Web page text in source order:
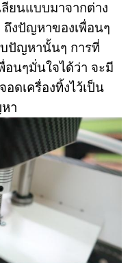
ลียนแบบมาจากต่าง
ถึงปัญหาของเพื่อนๆ
ปัญหานั้นๆ การที่
อนๆมั่นใจได้ว่า จะมี
ดเครื่องทิ้งไว้เป็น
า